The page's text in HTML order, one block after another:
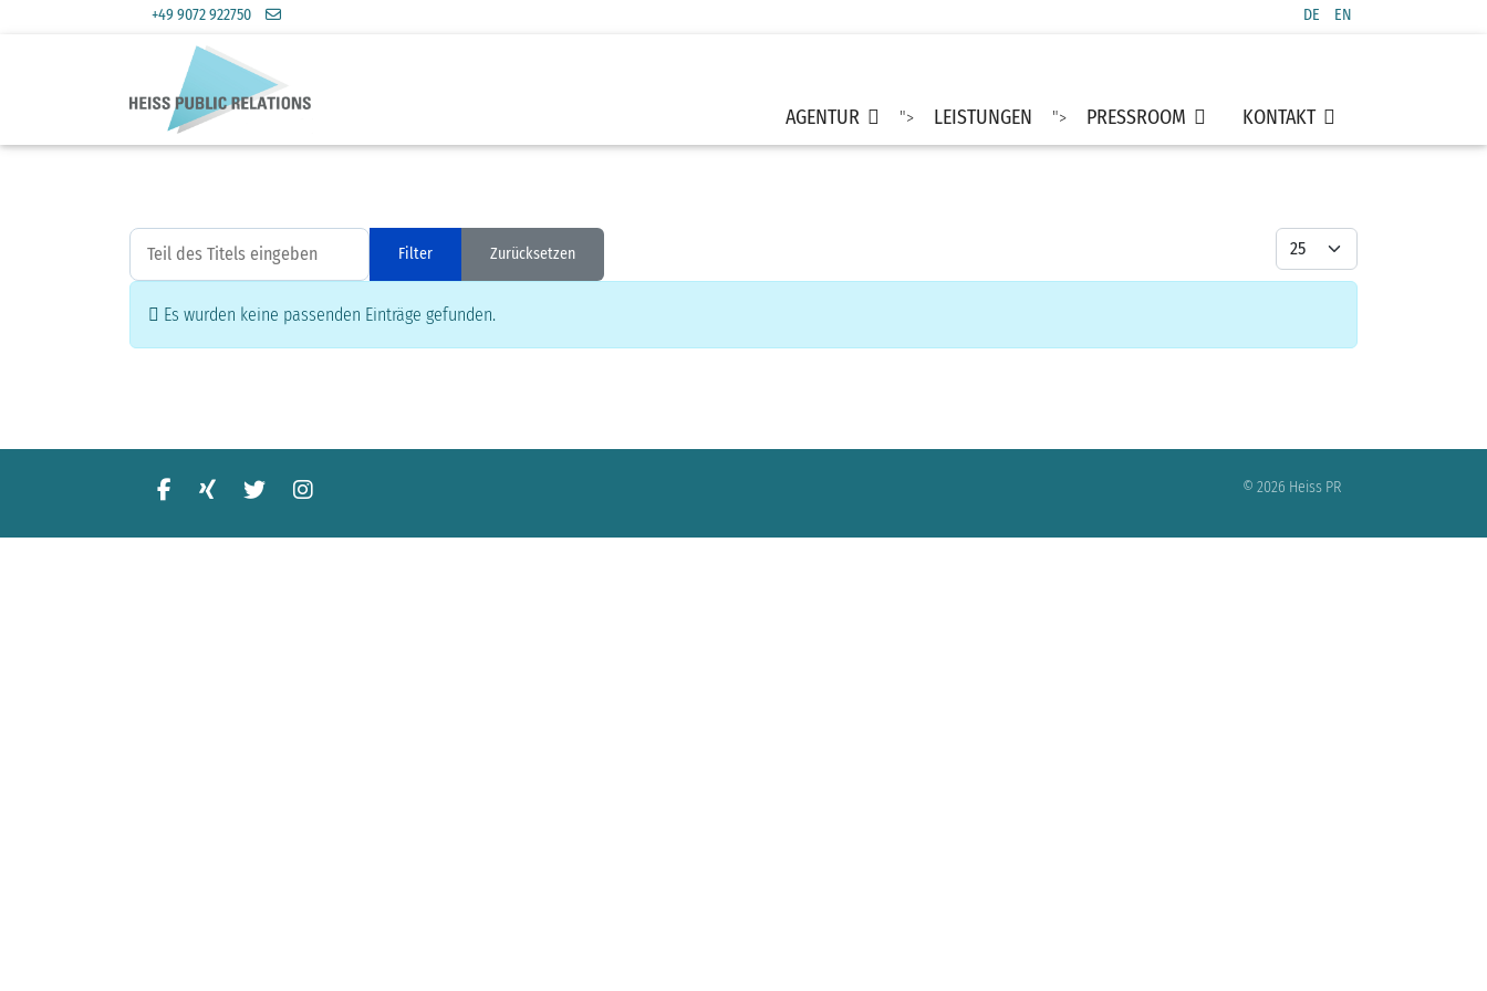
Sprache auswählen
DE EN
+49 9072 922750
AGENTUR "> LEISTUNGEN "> PRESSROOM KONTAKT
Teil des Titels eingeben
Filter Zurücksetzen
Anzeige #
Information
Es wurden keine passenden Einträge gefunden.
© 2026 Heiss PR